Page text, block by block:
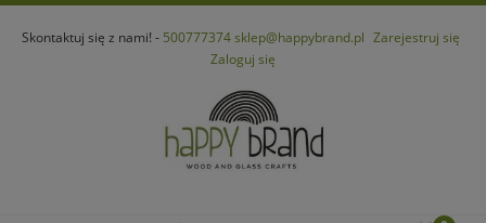
Skontaktuj się z nami! - 500777374 sklep@happybrand.pl Zarejestruj się
Zaloguj się